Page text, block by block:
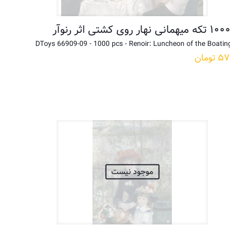
DToys 66909-09 - 1000 pcs - Renoir: Luncheon of the
تومان
موجود نیست